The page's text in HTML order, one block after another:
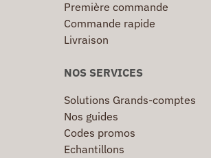
Première commande
Commande rapide
Livraison
NOS SERVICES
Solutions Grands-comptes
Nos guides
Codes promos
Echantillons